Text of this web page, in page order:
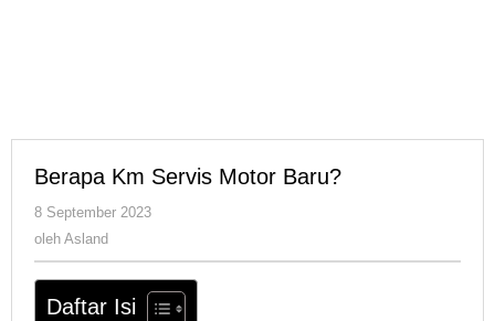
Berapa Km Servis Motor Baru?
8 September 2023
oleh Asland
Daftar Isi